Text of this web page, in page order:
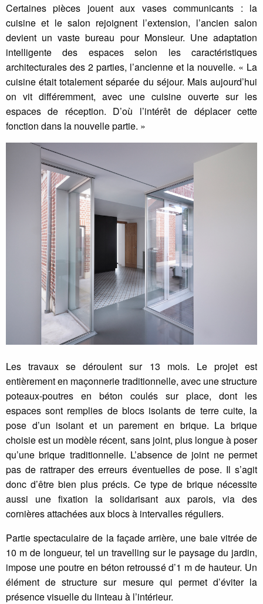
Certaines pièces jouent aux vases communicants : la
cuisine et le salon rejoignent l’extension, l’ancien salon
devient un vaste bureau pour Monsieur. Une adaptation
intelligente des espaces selon les caractéristiques
architecturales des 2 parties, l’ancienne et la nouvelle. « La
cuisine était totalement séparée du séjour. Mais aujourd’hui
on vit différemment, avec une cuisine ouverte sur les
espaces de réception. D’où l’intérêt de déplacer cette
fonction dans la nouvelle partie. »
Les travaux se déroulent sur 13 mois. Le projet est
entièrement en maçonnerie traditionnelle, avec une structure
poteaux-poutres en béton coulés sur place, dont les
espaces sont remplies de blocs isolants de terre cuite, la
pose d’un isolant et un parement en brique. La brique
choisie est un modèle récent, sans joint, plus longue à poser
qu’une brique traditionnelle. L’absence de joint ne permet
pas de rattraper des erreurs éventuelles de pose. Il s’agit
donc d’être bien plus précis. Ce type de brique nécessite
aussi une fixation la solidarisant aux parois, via des
cornières attachées aux blocs à intervalles réguliers.
Partie spectaculaire de la façade arrière, une baie vitrée de
10 m de longueur, tel un travelling sur le paysage du jardin,
impose une poutre en béton retroussé d’1 m de hauteur. Un
élément de structure sur mesure qui permet d’éviter la
présence visuelle du linteau à l’intérieur.